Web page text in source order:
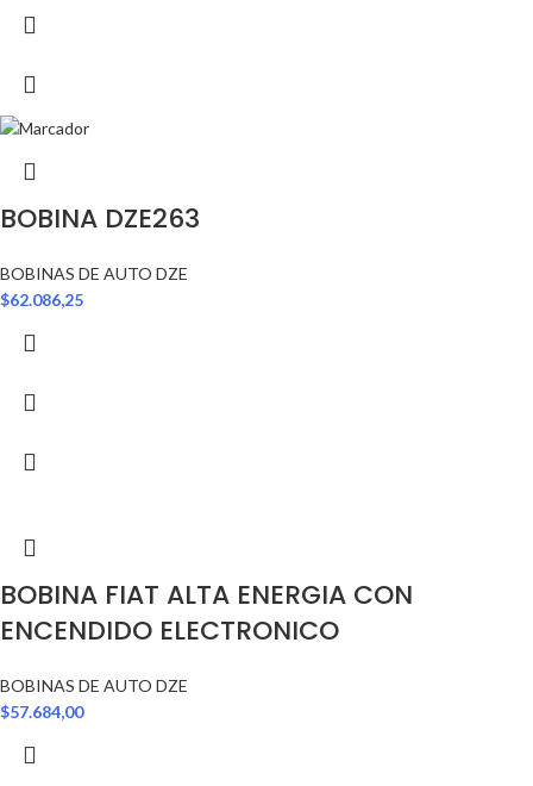
BOBINA DZE263
BOBINAS DE AUTO DZE
$62.086,25
BOBINA FIAT ALTA ENERGIA CON
ENCENDIDO ELECTRONICO
BOBINAS DE AUTO DZE
$57.684,00